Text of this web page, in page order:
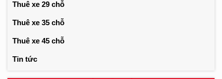
Thuê xe 29 chỗ
Thuê xe 35 chỗ
Thuê xe 45 chỗ
Tin tức